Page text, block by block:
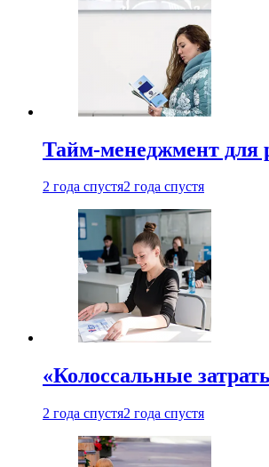
Тайм-менеджмент для
2 года спустя2 года спустя
«Колоссальные
2 года спустя2 года спустя